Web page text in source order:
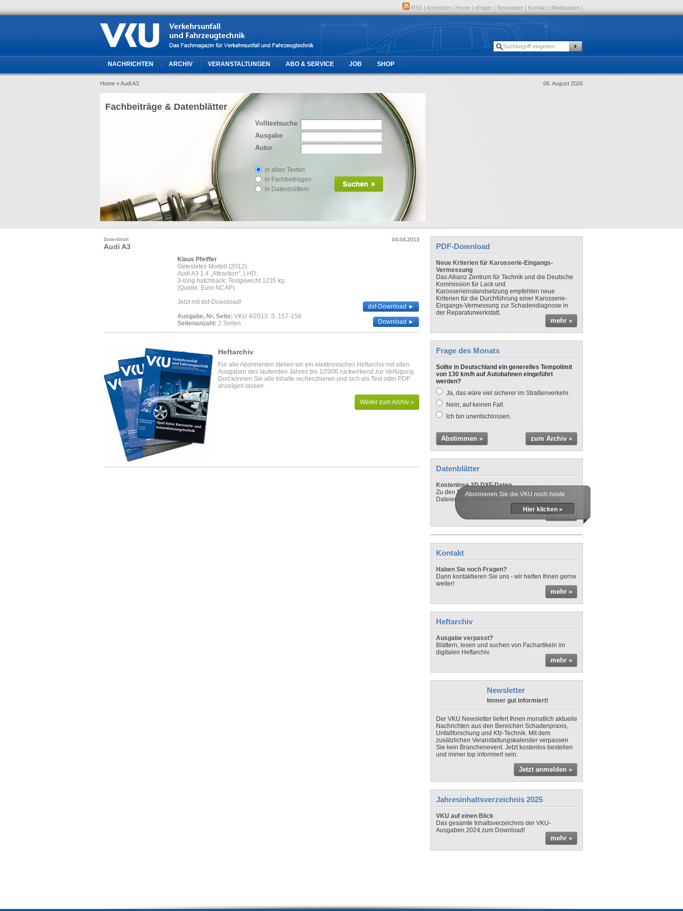
RSS | Anmelden | Home | ePaper | Newsletter | Kontakt | Mediadaten |
NACHRICHTEN ARCHIV VERANSTALTUNGEN ABO & SERVICE JOB SHOP
Home » Audi A3 06. August 2026
Volltextsuche
Ausgabe
Autor
in allen Texten
in Fachbeiträgen
in Datenblättern
Fachbeiträge & Datenblätter
04.04.2013
Datenblatt
Audi A3
Klaus Pfeiffer
Getestetes Modell (2012):
Audi A3 1.4 „Attraction“, LHD;
3-türig hatchback; Testgewicht 1235 kg.
(Quelle: Euro NCAP)
Jetzt mit dxf-Download!
Ausgabe, Nr, Seite: VKU 4/2013. S. 157-158
Seitenanzahl: 2 Seiten
dxf-Download ►
Download ►
Heftarchiv
Für alle Abonnenten stellen wir ein elektronisches Heftarchiv mit allen
Ausgaben des laufenden Jahres bis 1/2006 rückwirkend zur Verfügung.
Dort können Sie alle Inhalte recherchieren und sich als Text oder PDF
anzeigen lassen.
Weiter zum Archiv »
PDF-Download
Neue Kriterien für Karosserie-Eingangs-
Vermessung
Das Allianz Zentrum für Technik und die Deutsche
Kommission für Lack und
Karosserieinstandsetzung empfehlen neue
Kriterien für die Durchführung einer Karosserie-
Eingangs-Vermessung zur Schadendiagnose in
der Reparaturwerkstatt.
mehr »
Frage des Monats
Sollte in Deutschland ein generelles Tempolimit
von 130 km/h auf Autobahnen eingeführt
werden?
Ja, das wäre viel sicherer im Straßenverkehr.
Nein, auf keinen Fall.
Ich bin unentschlossen.
Abstimmen » zum Archiv »
Datenblätter
Kostenlose 2D DXF-Daten
Zu den Datenblättern der Autos gibt es auch DXF-
Dateien zum Download. Nur für Abonnenten!
mehr »
Abonnieren Sie die VKU noch heute
Hier klicken »
Kontakt
Haben Sie noch Fragen?
Dann kontaktieren Sie uns - wir helfen Ihnen gerne
weiter!
mehr »
Heftarchiv
Ausgabe verpasst?
Blättern, lesen und suchen von Fachartikeln im
digitalen Heftarchiv.
mehr »
Newsletter
Immer gut informiert!
Der VKU Newsletter liefert Ihnen monatlich aktuelle
Nachrichten aus den Bereichen Schadenpraxis,
Unfallforschung und Kfz-Technik. Mit dem
zusätzlichen Veranstaltungskalender verpassen
Sie kein Branchenevent. Jetzt kostenlos bestellen
und immer top informiert sein.
Jetzt anmelden »
Jahresinhaltsverzeichnis 2025
VKU auf einen Blick
Das gesamte Inhaltsverzeichnis der VKU-
Ausgaben 2024 zum Download!
mehr »